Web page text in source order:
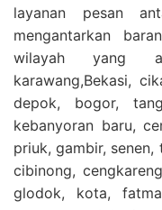
layanan pesan
mengantarkan
wilayah yang
karawang,Bekasi,
depok, bogor,
kebanyoran baru,
priuk, gambir, senen,
cibinong,
glodok, kota,